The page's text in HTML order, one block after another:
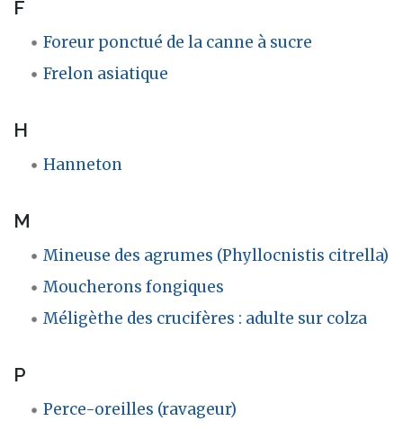
F
Foreur ponctué de la canne à sucre
Frelon asiatique
H
Hanneton
M
Mineuse des agrumes (Phyllocnistis citrella)
Moucherons fongiques
Méligèthe des crucifères : adulte sur colza
P
Perce-oreilles (ravageur)